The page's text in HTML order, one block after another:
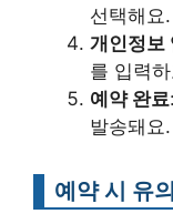
선택해요.
개인정보
를 입력
예약 완료
발송돼요.
예약 시 유